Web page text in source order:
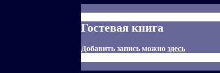
Гостевая книга
Добавить запись можно здесь